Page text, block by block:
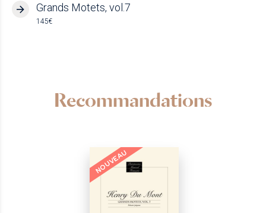
Grands Motets, vol.7
145€
Recommandations
NOUVEAU